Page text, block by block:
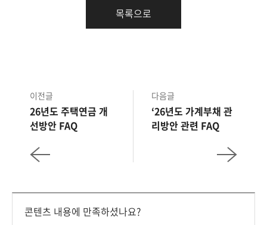
목록으로
이전글
26년도 주택연금 개
선방안 FAQ
다음글
‘26년도 가계부채 관
리방안 관련 FAQ
콘텐츠 내용에 만족하셨나요?